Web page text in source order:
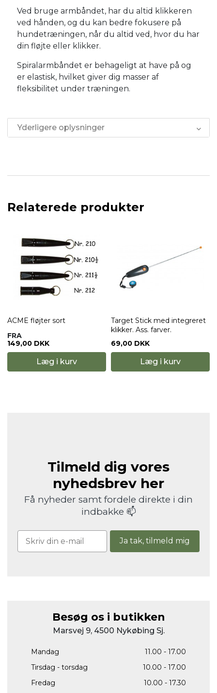
Ved bruge armbåndet, har du altid klikkeren
ved hånden, og du kan bedre fokusere på
hundetræningen, når du altid ved, hvor du har
din fløjte eller klikker.
Spiralarmbåndet er behageligt at have på og
er elastisk, hvilket giver dig masser af
fleksibilitet under træningen.
Yderligere oplysninger
Relaterede produkter
ACME fløjter sort
FRA
149,00 DKK
Læg i kurv
Target Stick med integreret
klikker. Ass. farver.
69,00 DKK
Læg i kurv
Tilmeld dig vores
nyhedsbrev her
Få nyheder samt fordele direkte i din
indbakke 📫
Ja tak, tilmeld mig
Besøg os i butikken
Marsvej 9, 4500 Nykøbing Sj.
Mandag
11.00 - 17.00
Tirsdag - torsdag
10.00 - 17.00
Fredag
10.00 - 17.30